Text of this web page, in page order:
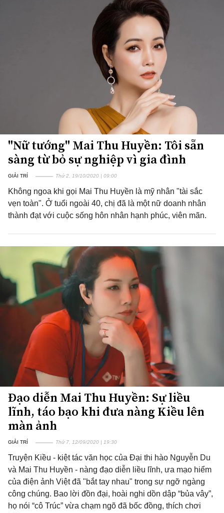
"Nữ tướng" Mai Thu Huyền: Tôi sẵn
sàng từ bỏ sự nghiệp vì gia đình
GIẢI TRÍ Thứ 2, 19/10/2020 | 09:00
Không ngoa khi gọi Mai Thu Huyền là mỹ nhân "tài sắc
vẹn toàn". Ở tuổi ngoài 40, chị đã là một nữ doanh nhân
thành đạt với cuộc sống hôn nhân hạnh phúc, viên mãn.
Đạo diễn Mai Thu Huyền: Sự liều
lĩnh, táo bạo khi đưa nàng Kiều lên
màn ảnh
GIẢI TRÍ Thứ 7, 12/09/2020 | 19:30
Truyện Kiều - kiệt tác văn học của Đại thi hào Nguyễn Du
và Mai Thu Huyền - nàng đạo diễn liều lĩnh, ưa mạo hiểm
của điện ảnh Việt đã "bắt tay nhau" trong sự ngỡ ngàng
công chúng. Bao lời đồn đại, hoài nghi dồn dập “bủa vây”,
họ nói “cô Trúc” vừa chạm ngõ đã bốc đồng, thích chơi